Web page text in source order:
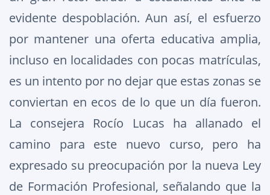
evidente despoblación. Aun así, el esfuerzo
por mantener una oferta educativa amplia,
incluso en localidades con pocas matrículas,
es un intento por no dejar que estas zonas se
conviertan en ecos de lo que un día fueron.
La consejera Rocío Lucas ha allanado el
camino para este nuevo curso, pero ha
expresado su preocupación por la nueva Ley
de Formación Profesional, señalando que la